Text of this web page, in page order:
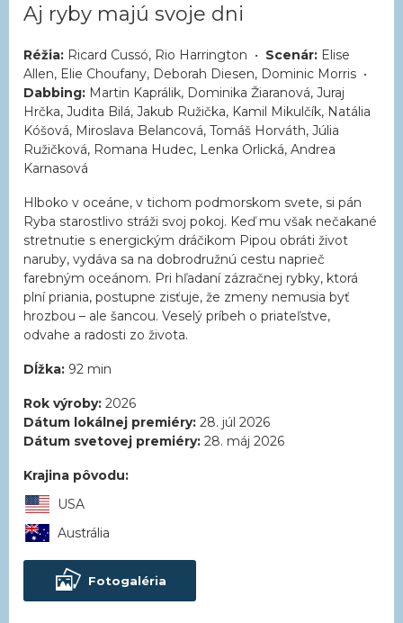
Aj ryby majú svoje dni
Réžia: Ricard Cussó, Rio Harrington • Scenár: Elise
Allen, Elie Choufany, Deborah Diesen, Dominic Morris •
Dabbing: Martin Kaprálik, Dominika Žiaranová, Juraj
Hrčka, Judita Bilá, Jakub Ružička, Kamil Mikulčík, Natália
Kóšová, Miroslava Belancová, Tomáš Horváth, Júlia
Ružičková, Romana Hudec, Lenka Orlická, Andrea
Karnasová
Hlboko v oceáne, v tichom podmorskom svete, si pán
Ryba starostlivo stráži svoj pokoj. Keď mu však nečakané
stretnutie s energickým dráčikom Pipou obráti život
naruby, vydáva sa na dobrodružnú cestu naprieč
farebným oceánom. Pri hľadaní zázračnej rybky, ktorá
plní priania, postupne zisťuje, že zmeny nemusia byť
hrozbou – ale šancou. Veselý príbeh o priateľstve,
odvahe a radosti zo života.
Dĺžka: 92 min
Rok výroby: 2026
Dátum lokálnej premiéry: 28. júl 2026
Dátum svetovej premiéry: 28. máj 2026
Krajina pôvodu:
USA
Austrália
Fotogaléria